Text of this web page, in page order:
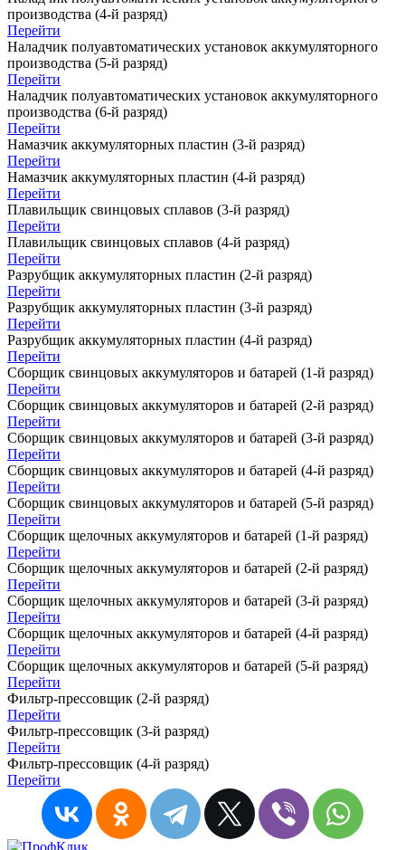
производства (4-й разряд)
Перейти
Наладчик полуавтоматических установок аккумуляторного
производства (5-й разряд)
Перейти
Наладчик полуавтоматических установок аккумуляторного
производства (6-й разряд)
Перейти
Намазчик аккумуляторных пластин (3-й разряд)
Перейти
Намазчик аккумуляторных пластин (4-й разряд)
Перейти
Плавильщик свинцовых сплавов (3-й разряд)
Перейти
Плавильщик свинцовых сплавов (4-й разряд)
Перейти
Разрубщик аккумуляторных пластин (2-й разряд)
Перейти
Разрубщик аккумуляторных пластин (3-й разряд)
Перейти
Разрубщик аккумуляторных пластин (4-й разряд)
Перейти
Сборщик свинцовых аккумуляторов и батарей (1-й разряд)
Перейти
Сборщик свинцовых аккумуляторов и батарей (2-й разряд)
Перейти
Сборщик свинцовых аккумуляторов и батарей (3-й разряд)
Перейти
Сборщик свинцовых аккумуляторов и батарей (4-й разряд)
Перейти
Сборщик свинцовых аккумуляторов и батарей (5-й разряд)
Перейти
Сборщик щелочных аккумуляторов и батарей (1-й разряд)
Перейти
Сборщик щелочных аккумуляторов и батарей (2-й разряд)
Перейти
Сборщик щелочных аккумуляторов и батарей (3-й разряд)
Перейти
Сборщик щелочных аккумуляторов и батарей (4-й разряд)
Перейти
Сборщик щелочных аккумуляторов и батарей (5-й разряд)
Перейти
Фильтр-прессовщик (2-й разряд)
Перейти
Фильтр-прессовщик (3-й разряд)
Перейти
Фильтр-прессовщик (4-й разряд)
Перейти